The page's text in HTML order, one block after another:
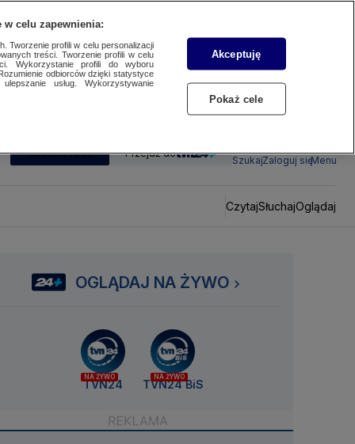
SUBSKRYBUJ Przejdź do
SzukajZaloguj sięMenu
CzytajSłuchajOglądaj
OGLĄDAJ NA ŻYWO
NA ŻYWO
TVN24
NA ŻYWO
TVN24 BiS
w celu zapewnienia:
Tworzenie profili w celu personalizacji
treści. Tworzenie profili w celu
Wykorzystanie profili do wyboru
odbiorców dzięki statystyce
usług. Wykorzystywanie
Akceptuję
Pokaż cele